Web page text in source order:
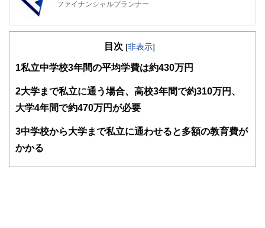
ファイナンシャルプランナー
FinancialField編集部は、金融、経済に関する記事を、日々
知識がない方でも理解できるようわかりやすく発信していま
得者を中心に「お金や暮らし」に関する書籍・雑誌の編集経
験者で構成され、企画立案から記事掲載まですべての工程に
関わることで、読者目線のコンテンツを追求しています。
FinancialFieldの特徴は、ファイナンシャルプランナー、弁
目次 [非表示]
1 私立中学校3年間の平均学費は約430万円
2大学まで私立に通う場合、高校3年間で約310万円、
大学4年間で約470万円が必要
3中学校から大学まで私立に通わせると多額の教育費が
かかる